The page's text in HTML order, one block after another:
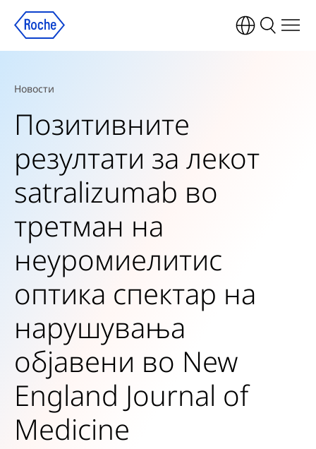
Новости
Позитивните
резултати за лекот
satralizumab во
третман на
неуромиелитис
оптика спектар на
нарушувања
објавени во New
England Journal of
Medicine